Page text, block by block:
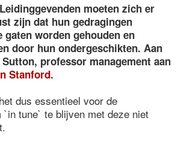
Leidinggevenden moeten zich er
zijn dat hun gedragingen
gaten worden gehouden en
door hun ondergeschikten. Aan
professor management aan
Stanford.
dus essentieel voor de
`in tune` te blijven met deze niet